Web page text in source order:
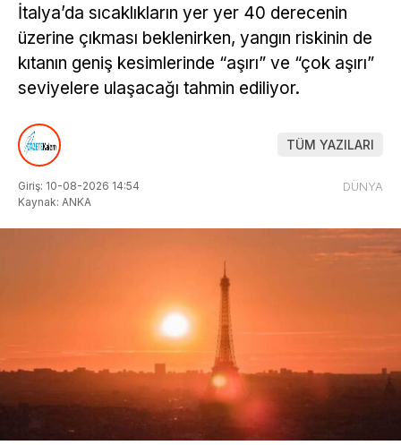
İtalya’da sıcaklıkların yer yer 40 derecenin
üzerine çıkması beklenirken, yangın riskinin de
kıtanın geniş kesimlerinde “aşırı” ve “çok aşırı”
seviyelere ulaşacağı tahmin ediliyor.
TÜM YAZILARI
Giriş: 10-08-2026 14:54
Kaynak: ANKA
DÜNYA